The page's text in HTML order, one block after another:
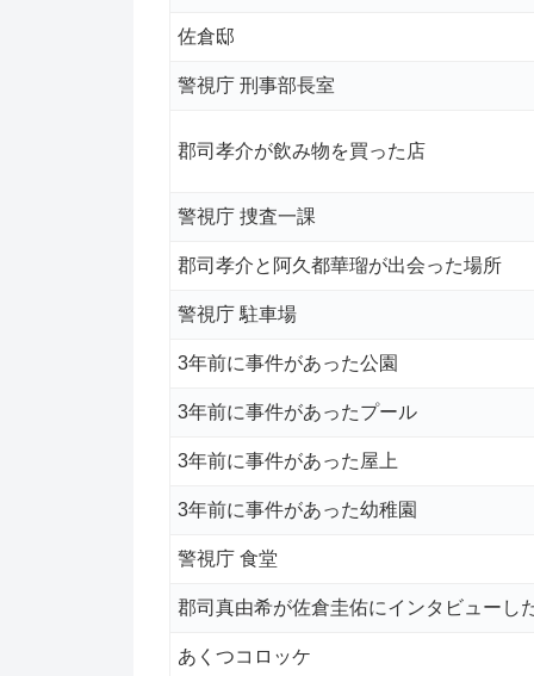
佐倉邸
警視庁 刑事部長室
郡司孝介が飲み物を買った店
警視庁 捜査一課
郡司孝介と阿久都華瑠が出会った場所
警視庁 駐車場
3年前に事件があった公園
3年前に事件があったプール
3年前に事件があった屋上
3年前に事件があった幼稚園
警視庁 食堂
郡司真由希が佐倉圭佑にインタビューし
あくつコロッケ